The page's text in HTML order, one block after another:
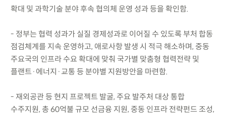
확대 및 과학기술 분야 후속 협의체 운영 성과 등을 확인함.
- 정부는 협력 성과가 실질 경제성과로 이어질 수 있도록 부처 합동
점검체계를 지속 운영하고, 애로사항 발생 시 적극 해소하며, 중동
주요국의 인프라 수요 확대에 맞춰 국가별 맞춤형 협력전략 및
플랜트·에너지·교통 등 분야별 지원방안을 마련함.
- 재외공관 등 현지 프로젝트 발굴, 주요 발주처 대상 통합
수주지원, 총 60억불 규모 선금융 지원, 중동 인프라 전략펀드 조성,